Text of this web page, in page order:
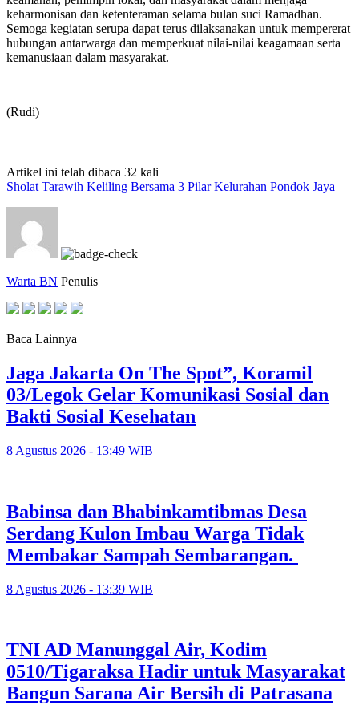
keharmonisan dan ketenteraman selama bulan suci Ramadhan.
Semoga kegiatan serupa dapat terus dilaksanakan untuk mempererat
hubungan antarwarga dan memperkuat nilai-nilai keagamaan serta
kemanusiaan dalam masyarakat.
(Rudi)
Artikel ini telah dibaca 32 kali
Sholat Tarawih Keliling Bersama 3 Pilar Kelurahan Pondok Jaya
Warta BN Penulis
Baca Lainnya
Jaga Jakarta On The Spot”, Koramil
03/Legok Gelar Komunikasi Sosial dan
Bakti Sosial Kesehatan
8 Agustus 2026 - 13:49 WIB
Babinsa dan Bhabinkamtibmas Desa
Serdang Kulon Imbau Warga Tidak
Membakar Sampah Sembarangan.
8 Agustus 2026 - 13:39 WIB
TNI AD Manunggal Air, Kodim
0510/Tigaraksa Hadir untuk Masyarakat
Bangun Sarana Air Bersih di Patrasana